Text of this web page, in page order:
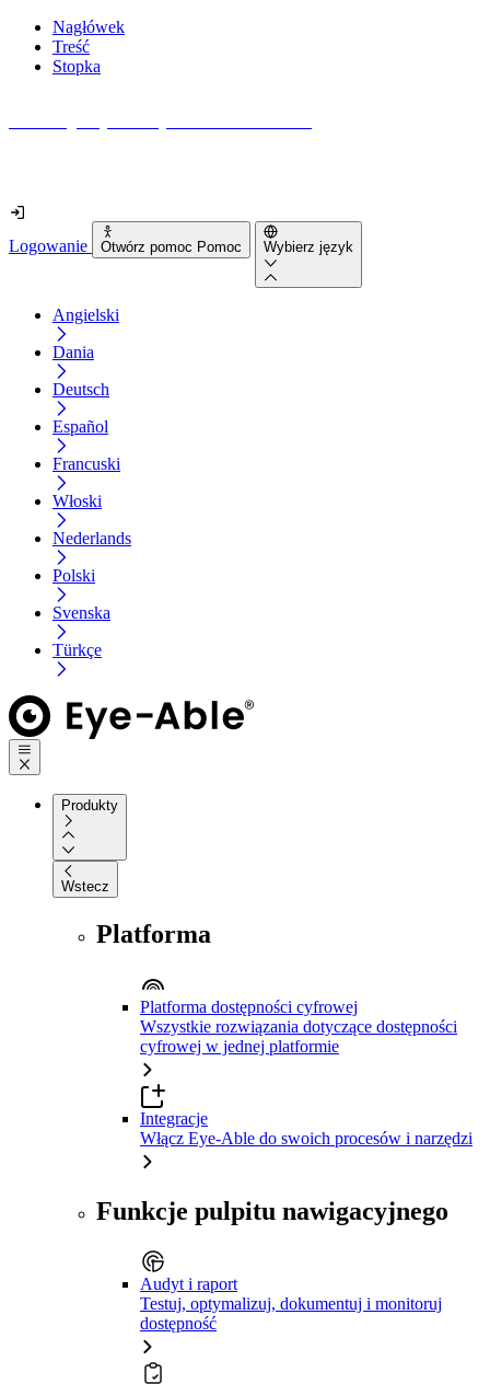
Nagłówek
Treść
Stopka
Logowanie Otwórz pomoc Pomoc Wybierz język
Angielski
Dania
Deutsch
Español
Francuski
Włoski
Nederlands
Polski
Svenska
Türkçe
Produkty
Wstecz
Platforma
Platforma dostępności cyfrowej
Wszystkie rozwiązania dotyczące dostępności
cyfrowej w jednej platformie
Integracje
Włącz Eye-Able do swoich procesów i narzędzi
Funkcje pulpitu nawigacyjnego
Audyt i raport
Testuj, optymalizuj, dokumentuj i monitoruj
dostępność